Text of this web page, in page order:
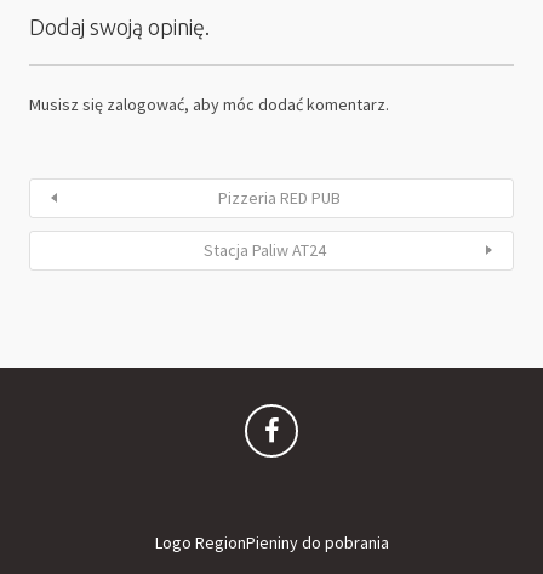
Dodaj swoją opinię.
Musisz się zalogować, aby móc dodać komentarz.
Pizzeria RED PUB
Stacja Paliw AT24
Logo RegionPieniny do pobrania